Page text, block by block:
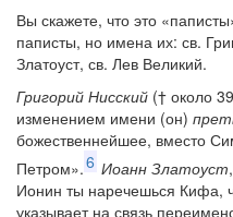
Вы скажете, что это
паписты, но имена их: св.
Златоуст, св. Лев Великий.
Григорий Нисский († около
изменением имени (он)
божественнейшее, вместо
Петром».6 Иоанн Златоуст
Ионин ты наречешься Кифа,
указывает на связь